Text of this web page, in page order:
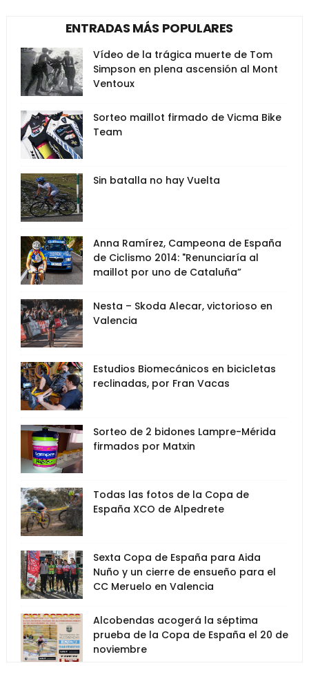
ENTRADAS MÁS POPULARES
Vídeo de la trágica muerte de Tom
Simpson en plena ascensión al Mont
Ventoux
Sorteo maillot firmado de Vicma Bike
Team
Sin batalla no hay Vuelta
Anna Ramírez, Campeona de España
de Ciclismo 2014: "Renunciaría al
maillot por uno de Cataluña”
Nesta – Skoda Alecar, victorioso en
Valencia
Estudios Biomecánicos en bicicletas
reclinadas, por Fran Vacas
Sorteo de 2 bidones Lampre-Mérida
firmados por Matxin
Todas las fotos de la Copa de
España XCO de Alpedrete
Sexta Copa de España para Aida
Nuño y un cierre de ensueño para el
CC Meruelo en Valencia
Alcobendas acogerá la séptima
prueba de la Copa de España el 20 de
noviembre